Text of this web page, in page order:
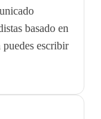
basado en
escribir